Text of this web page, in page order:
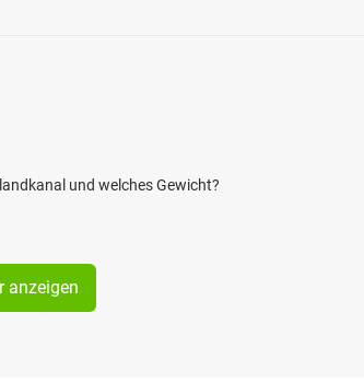
und welches Gewicht?
anzeigen